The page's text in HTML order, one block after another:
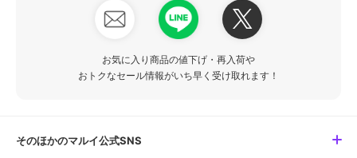
お気に入り商品の値下げ・再入荷や
おトクなセール情報がいち早く受け取れます！
そのほかのマルイ公式SNS